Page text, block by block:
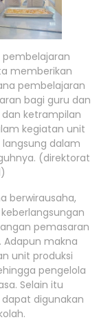
pembelajaran
memberikan
pembelajaran
bagi guru dan
ketrampilan
kegiatan unit
dalam
(direktorat
berwirausaha,
pemasaran
makna
unit produksi
pengelola
Selain itu
digunakan